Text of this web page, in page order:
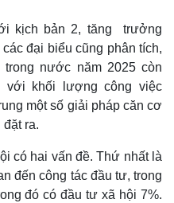
Video
Ảnh
E-Magazine
kịch bản 2, tăng trưởng
đại biểu cũng phân tích,
nước năm 2025 còn
với khối lượng công việc
một số giải pháp căn cơ
ra.
có hai vấn đề. Thứ nhất là
đến công tác đầu tư, trong
đó có đầu tư xã hội 7%.